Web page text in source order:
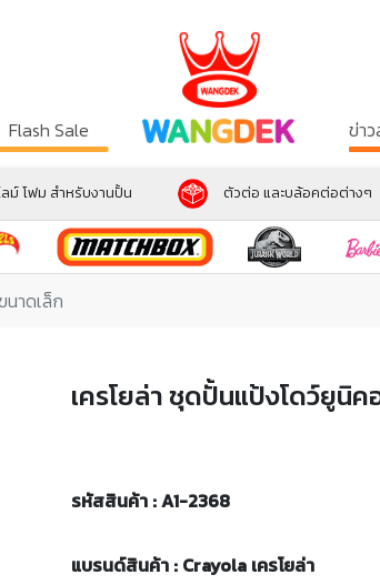
Flash Sale ข่า
ม์ โฟม สำหรับงานปั้น ตัวต่อ และบล้อคต่อต่างๆ
าดเล็ก
เครโยล่า ชุดปั้นแป้งโดว์ยูนิ
รหัสสินค้า : A1-2368
แบรนด์สินค้า : Crayola เครโยล่า